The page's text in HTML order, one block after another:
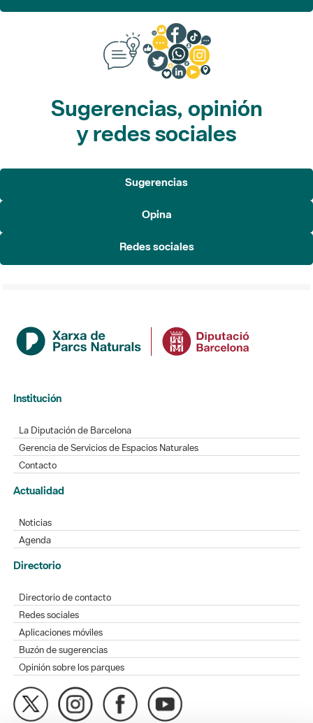
Sugerencias, opinión
y redes sociales
Sugerencias
Opina
Redes sociales
Institución
La Diputación de Barcelona
Gerencia de Servicios de Espacios Naturales
Contacto
Actualidad
Noticias
Agenda
Directorio
Directorio de contacto
Redes sociales
Aplicaciones móviles
Buzón de sugerencias
Opinión sobre los parques